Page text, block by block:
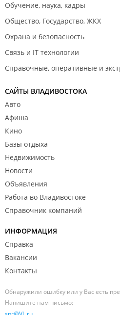
Обучение, наука, кадры
Общество, Государство, ЖКХ
Охрана и безопасность
Связь и IT технологии
Справочные, оперативные и
САЙТЫ ВЛАДИВОСТОКА
Авто
Афиша
Кино
Базы отдыха
Недвижимость
Новости
Объявления
Работа во Владивостоке
Справочник компаний
ИНФОРМАЦИЯ
Справка
Вакансии
Контакты
Обнаружили ошибку или у Вас есть
Напишите нам письмо: